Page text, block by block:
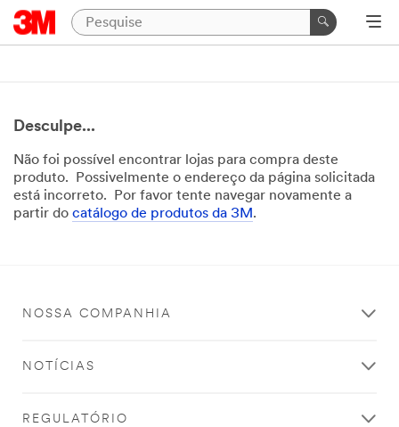
Desculpe...
Não foi possível encontrar lojas para compra deste
produto. Possivelmente o endereço da página solicitada
está incorreto. Por favor tente navegar novamente a
partir do catálogo de produtos da 3M.
NOSSA COMPANHIA
NOTÍCIAS
REGULATÓRIO